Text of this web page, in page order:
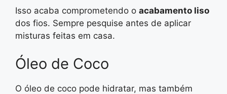
Isso acaba comprometendo o acabamento liso
dos fios. Sempre pesquise antes de aplicar
misturas feitas em casa.
Óleo de Coco
O óleo de coco pode hidratar, mas também